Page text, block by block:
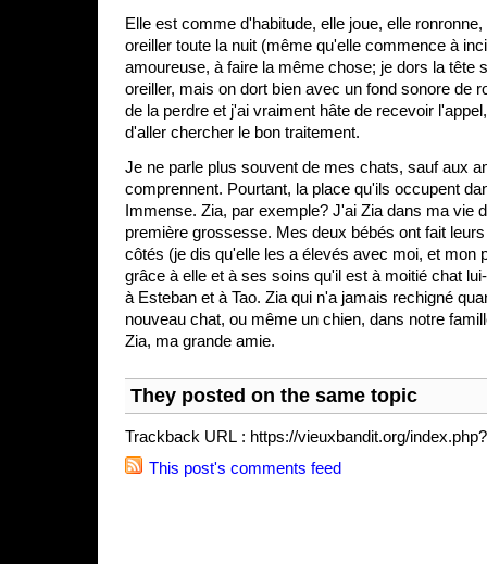
Elle est comme d'habitude, elle joue, elle
oreiller toute la nuit (même qu'elle commence à
amoureuse, à faire la même chose; je dors la tête
oreiller, mais on dort bien avec un fond sonore de
de la perdre et j'ai vraiment hâte de recevoir
d'aller chercher le bon traitement.
Je ne parle plus souvent de mes chats, sauf aux
comprennent. Pourtant, la place qu'ils occupent
Immense. Zia, par exemple? J'ai Zia dans ma vie
première grossesse. Mes deux bébés ont fait
côtés (je dis qu'elle les a élevés avec moi, et mon
grâce à elle et à ses soins qu'il est à moitié chat
à Esteban et à Tao. Zia qui n'a jamais rechigné
nouveau chat, ou même un chien, dans notre
Zia, ma grande amie.
They posted on the same topic
Trackback URL : https://vieuxbandit.org/
This post's comments feed